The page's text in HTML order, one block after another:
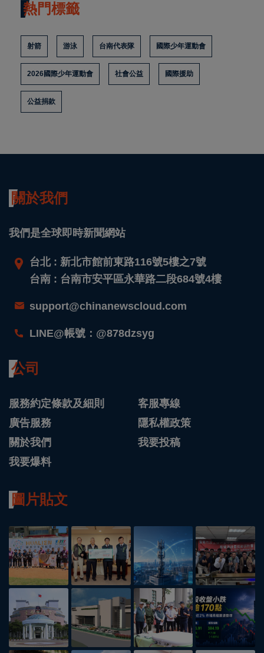
熱門標籤
射箭 游泳 台南代表隊 國際少年運動會
2026國際少年運動會 社會公益 國際援助
公益捐款
關於我們
我們是全球即時新聞網站
台北 : 新北市館前東路116號5樓之7號
台南 : 台南市安平區永華路二段684號4樓
support@chinanewscloud.com
LINE@帳號：@878dzsyg
公司
服務約定條款及細則
客服專線
廣告服務
隱私權政策
關於我們
我要投稿
我要爆料
圖片貼文